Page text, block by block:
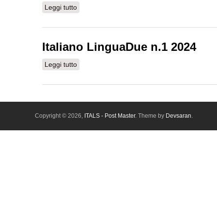
Leggi tutto
Italiano LinguaDue n.1 2024
Leggi tutto
Copyright © 2026, ITALS - Post Master. Theme by Devsaran.